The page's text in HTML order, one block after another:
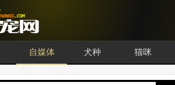
自媒体 犬种 猫咪